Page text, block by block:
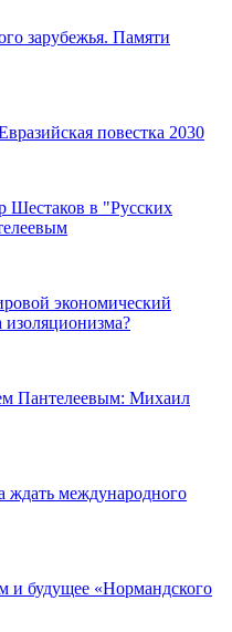
зарубежья. Памяти
повестка 2030
Шестаков в "Русских
экономический
Пантелеевым: Михаил
ждать международного
и будущее «Нормандского